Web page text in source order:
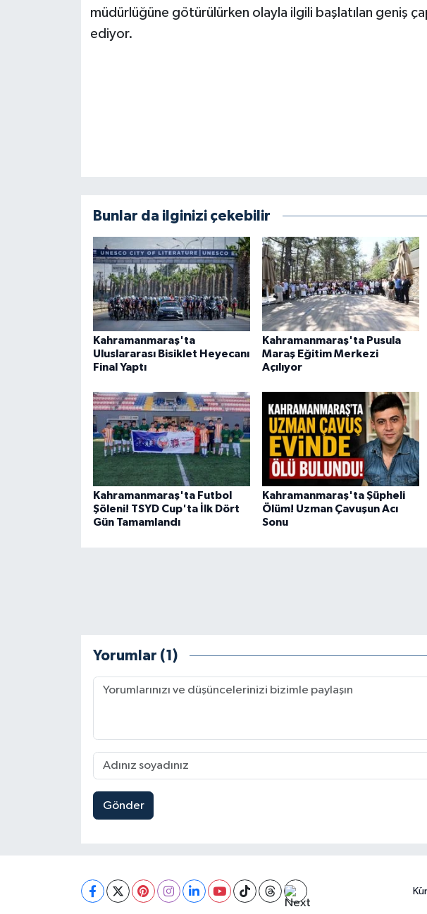
müdürlüğüne götürülürken olayla ilgili başlatılan geniş
ediyor.
Bunlar da ilginizi çekebilir
Kahramanmaraş'ta
Uluslararası Bisiklet Heyecanı
Final Yaptı
Kahramanmaraş'ta Pusula
Maraş Eğitim Merkezi
Açılıyor
Kahramanmaraş'ta Futbol
Şöleni! TSYD Cup'ta İlk Dört
Gün Tamamlandı
Kahramanmaraş'ta Şüpheli
Ölüm! Uzman Çavuşun Acı
Sonu
Yorumlar (1)
Gönder